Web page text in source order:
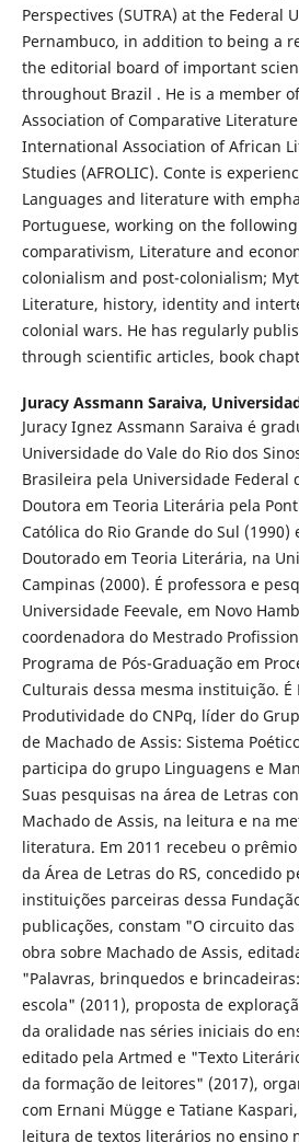
Perspectives (SUTRA) at the Federal
Pernambuco, in addition to being a
the editorial board of important
throughout Brazil . He is a member
Association of Comparative
International Association of African
Studies (AFROLIC). Conte is
Languages and literature with
Portuguese, working on the
comparativism, Literature and
colonialism and post-colonialism;
Literature, history, identity and
colonial wars. He has regularly
through scientific articles, book
Juracy Assmann Saraiva,
Juracy Ignez Assmann Saraiva é
Universidade do Vale do Rio dos
Brasileira pela Universidade Federal
Doutora em Teoria Literária pela
Católica do Rio Grande do Sul (1990)
Doutorado em Teoria Literária, na
Campinas (2000). É professora e
Universidade Feevale, em Novo
coordenadora do Mestrado
Programa de Pós-Graduação em
Culturais dessa mesma instituição. É
Produtividade do CNPq, líder do
de Machado de Assis: Sistema
participa do grupo Linguagens e
Suas pesquisas na área de Letras
Machado de Assis, na leitura e na
literatura. Em 2011 recebeu o
da Área de Letras do RS, concedido
instituições parceiras dessa
publicações, constam "O circuito
obra sobre Machado de Assis,
"Palavras, brinquedos e
escola" (2011), proposta de
da oralidade nas séries iniciais do
editado pela Artmed e "Texto
da formação de leitores" (2017),
com Ernani Mügge e Tatiane
leitura de textos literários no ensino